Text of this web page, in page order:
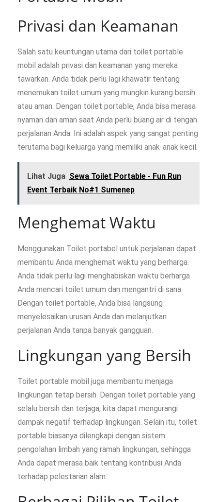
Privasi dan Keamanan
Salah satu keuntungan utama dari toilet portable
mobil adalah privasi dan keamanan yang mereka
tawarkan. Anda tidak perlu lagi khawatir tentang
menemukan toilet umum yang mungkin kurang bersih
atau aman. Dengan toilet portable, Anda bisa merasa
nyaman dan aman saat Anda perlu buang air di tengah
perjalanan Anda. Ini adalah aspek yang sangat penting
terutama bagi keluarga yang memiliki anak-anak kecil.
Lihat Juga Sewa Toilet Portable - Fun Run
Event Terbaik No#1 Sumenep
Menghemat Waktu
Menggunakan Toilet portabel untuk perjalanan dapat
membantu Anda menghemat waktu yang berharga.
Anda tidak perlu lagi menghabiskan waktu berharga
Anda mencari toilet umum dan mengantri di sana.
Dengan toilet portable, Anda bisa langsung
menyelesaikan urusan Anda dan melanjutkan
perjalanan Anda tanpa banyak gangguan.
Lingkungan yang Bersih
Toilet portable mobil juga membantu menjaga
lingkungan tetap bersih. Dengan toilet portable yang
selalu bersih dan terjaga, kita dapat mengurangi
dampak negatif terhadap lingkungan. Selain itu, toilet
portable biasanya dilengkapi dengan sistem
pengolahan limbah yang ramah lingkungan, sehingga
Anda dapat merasa baik tentang kontribusi Anda
terhadap pelestarian alam.